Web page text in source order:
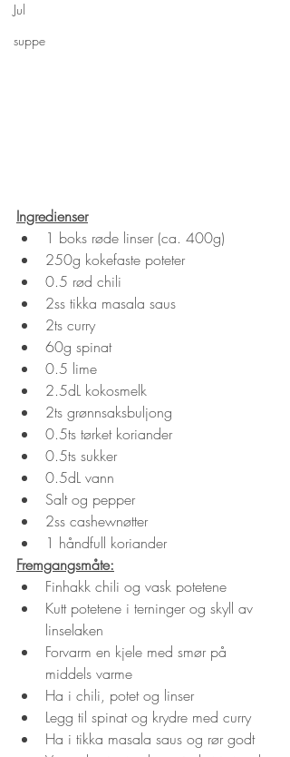
Jul
suppe
Ingredienser
1 boks røde linser (ca. 400g)
250g kokefaste poteter
0.5 rød chili
2ss tikka masala saus
2ts curry
60g spinat
0.5 lime
2.5dL kokosmelk
2ts grønnsaksbuljong
0.5ts tørket koriander
0.5ts sukker
0.5dL vann
Salt og pepper
2ss cashewnøtter
1 håndfull koriander
Fremgangsmåte:
Finhakk chili og vask potetene
Kutt potetene i terninger og skyll av
linselaken
Forvarm en kjele med smør på
middels varme
Ha i chili, potet og linser
Legg til spinat og krydre med curry
Ha i tikka masala saus og rør godt